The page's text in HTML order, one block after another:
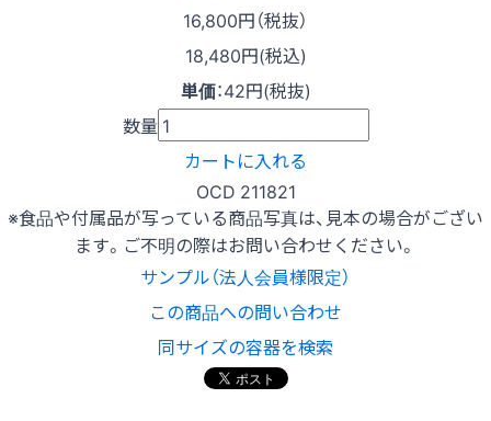
16,800円（税抜）
18,480円(税込)
単価：42円(税抜)
数量
カートに入れる
OCD 211821
※食品や付属品が写っている商品写真は、見本の場合がござい
ます。ご不明の際はお問い合わせください。
サンプル（法人会員様限定）
この商品への問い合わせ
同サイズの容器を検索